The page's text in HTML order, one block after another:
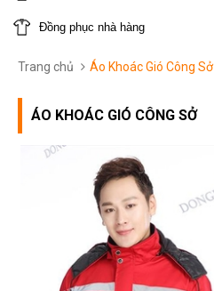
Đồng phục nhà hàng
Trang chủ Áo Khoác Gió Công Sở
ÁO KHOÁC GIÓ CÔNG SỞ